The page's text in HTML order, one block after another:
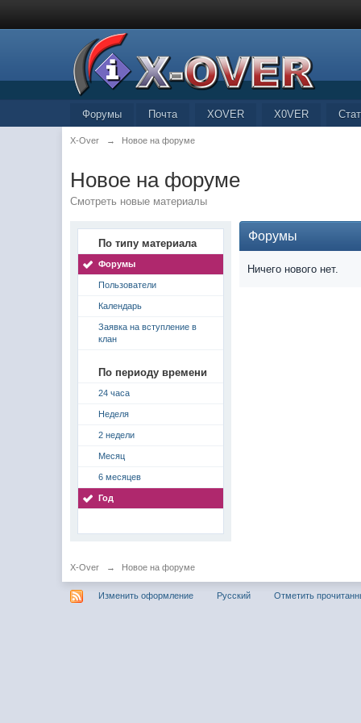
Почта XOVER X0VER
Форумы
X-Over → Новое на форуме
Новое на форуме
Смотреть новые материалы
По типу материала
Форумы
Пользователи
Календарь
Заявка на вступление в
клан
По периоду времени
24 часа
Неделя
2 недели
Месяц
6 месяцев
Год
Форумы
Ничего нового нет.
X-Over → Новое на форуме
Изменить оформление Русский Отметить